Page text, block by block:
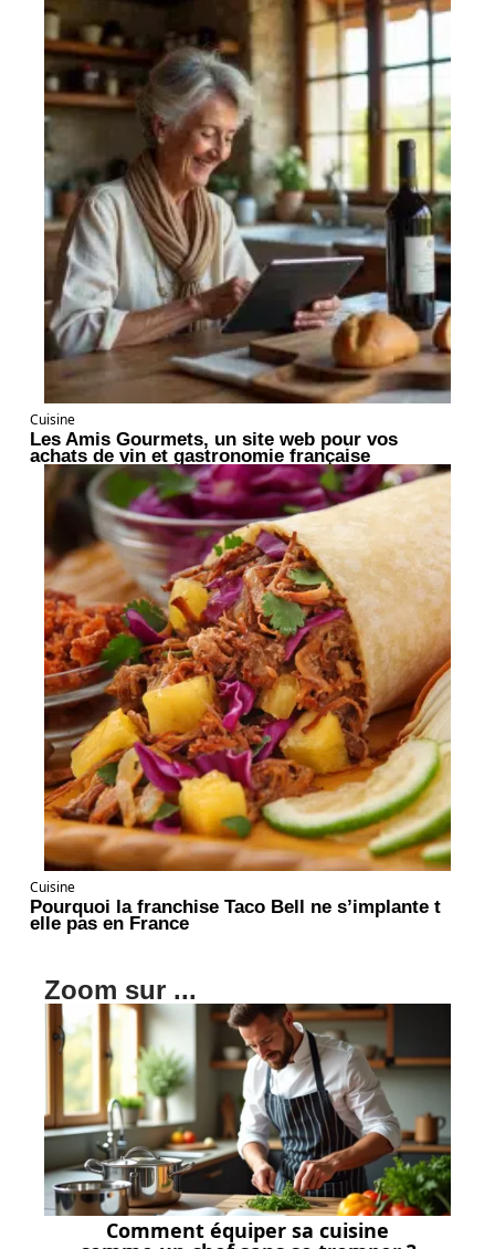
Cuisine
Les Amis Gourmets, un site web pour vos
achats de vin et gastronomie française
Cuisine
Pourquoi la franchise Taco Bell ne s’implante t
elle pas en France
Zoom sur ...
Comment équiper sa cuisine